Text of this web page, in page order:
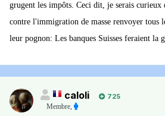
grugent les impôts. Ceci dit, je serais
contre l'immigration de masse renvoyer tous
leur pognon: Les banques Suisses feraient la
caloli
725
Membre,